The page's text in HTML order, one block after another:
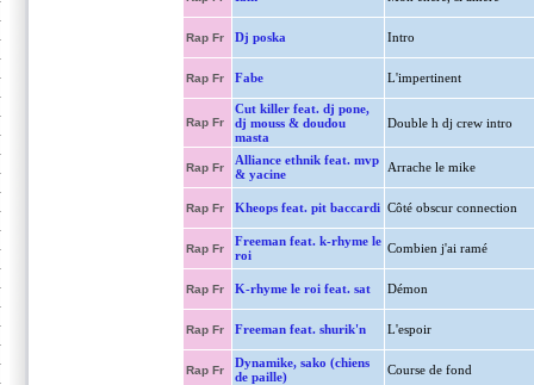
Rap Fr Dj poska Intro
Rap Fr Fabe L'impertinent
Rap Fr
Cut killer feat. dj pone,
dj mouss & doudou
masta
Double h dj crew intro
Rap Fr
Alliance ethnik feat. mvp
& yacine
Arrache le mike
Rap Fr Kheops feat. pit baccardi Côté obscur connection
Rap Fr
Freeman feat. k-rhyme le
roi
Combien j'ai ramé
Rap Fr K-rhyme le roi feat. sat Démon
Rap Fr Freeman feat. shurik'n L'espoir
Rap Fr
Dynamike, sako (chiens
de paille)
Course de fond